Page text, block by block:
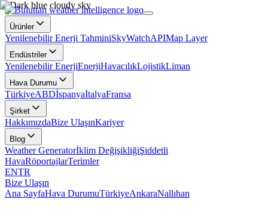
Ürünler
Yenilenebilir Enerji TahminiSkyWatchAPIMap Layer
Endüstriler
Yenilenebilir EnerjiEnerjiHavacılıkLojistikLiman
Hava Durumu
TürkiyeABDİspanyaİtalyaFransa
Şirket
HakkımızdaBize UlaşınKariyer
Blog
Weather Generatorİklim DeğişikliğiŞiddetli
HavaRöportajlarTerimler
ENTR
Bize Ulaşın
Ana SayfaHava DurumuTürkiyeAnkaraNallıhan